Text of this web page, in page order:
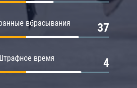
вбрасывания 37
время 4